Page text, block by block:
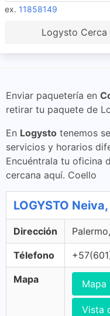
ex. 11858149
Logysto
Enviar paquetería en
retirar tu paquete de
En Logysto tenemos
servicios y horarios
Encuéntrala tu oficina
cercana aquí. Coello
LOGYSTO
Dirección
Télefono
Mapa Mapa
Vista